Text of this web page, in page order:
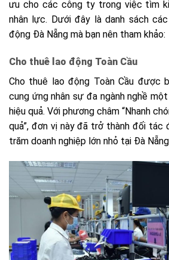
ưu cho các công ty trong việc tìm
nhân lực. Dưới đây là danh sách
động Đà Nẵng mà bạn nên tham khảo:
Cho thuê lao động Toàn Cầu
Cho thuê lao động Toàn Cầu được
cung ứng nhân sự đa ngành nghề
hiệu quả. Với phương châm “Nhanh
quả”, đơn vị này đã trở thành đối tác
trăm doanh nghiệp lớn nhỏ tại Đà